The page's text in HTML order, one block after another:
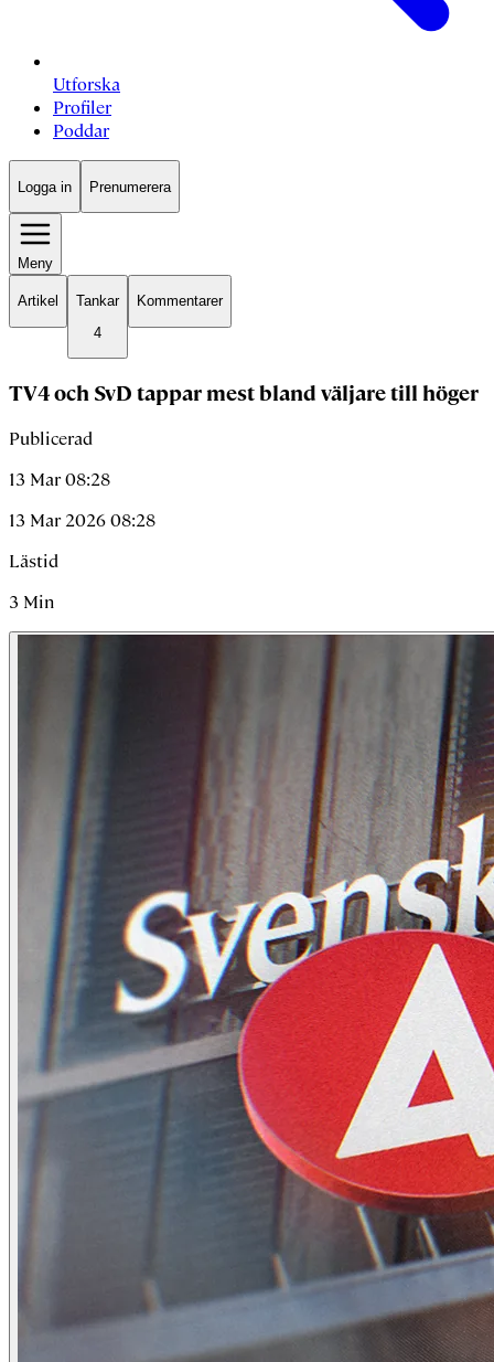
Utforska
Profiler
Poddar
Logga in Prenumerera
Meny
Artikel
Tankar
4
Kommentarer
TV4 och SvD tappar mest bland väljare till höger
Publicerad
13 Mar 08:28
13 Mar 2026 08:28
Lästid
3 Min